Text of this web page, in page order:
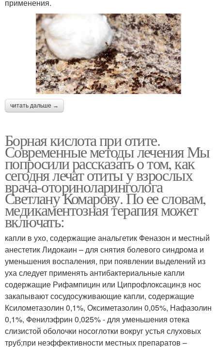
применения.
читать дальше →
Борная кислота при отите.
Современные методы лечения Мы
попросили рассказать о том, как
сегодня лечат отиты у взрослых
врача-оториноларинголога
Светлану Комарову. По ее словам,
медикаментозная терапия может
включать:
капли в ухо, содержащие анальгетик Феназон и местный
анестетик Лидокаин – для снятия болевого синдрома и
уменьшения воспаления, при появлении выделений из
уха следует применять антибактериальные капли
содержащие Рифампицин или Ципрофлоксацин;в нос
закапывают сосудосуживающие капли, содержащие
Ксилометазолин 0,1%, Оксиметазолин 0,05%, Нафазолин
0,1%, Фенилэфрин 0,025% - для уменьшения отека
слизистой оболочки носоглотки вокруг устья слуховых
труб;при неэффективности местных препаратов –